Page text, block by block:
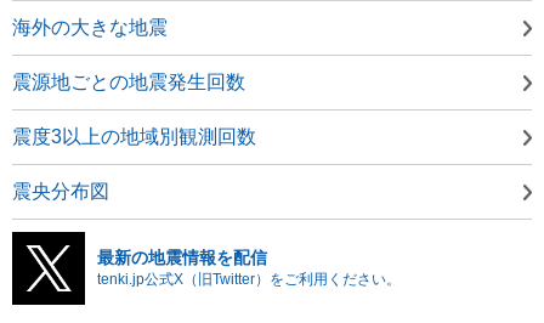
海外の大きな地震
震源地ごとの地震発生回数
震度3以上の地域別観測回数
震央分布図
最新の地震情報を配信
tenki.jp公式X（旧Twitter）をご利用ください。